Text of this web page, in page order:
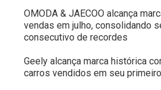
OMODA & JAECOO alcança
vendas em julho, consolidando
consecutivo de recordes
Geely alcança marca histórica
carros vendidos em seu